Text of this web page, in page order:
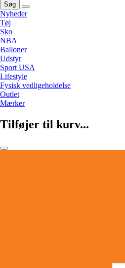
Søg
Nyheder
Tøj
Sko
NBA
Balloner
Udstyr
Sport USA
Lifestyle
Fysisk vedligeholdelse
Outlet
Mærker
Tilføjer til kurv...